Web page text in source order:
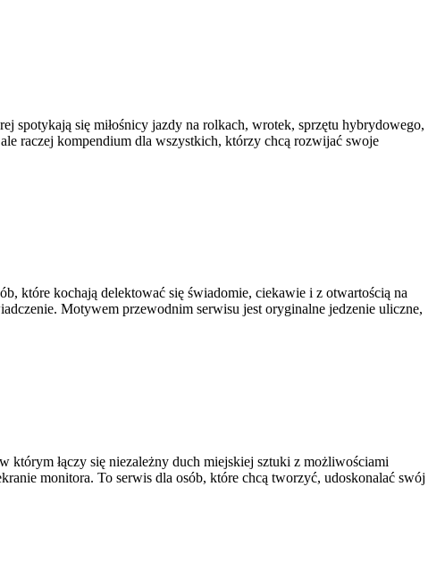
spotykają się miłośnicy jazdy na rolkach, wrotek, sprzętu hybrydowego,
raczej kompendium dla wszystkich, którzy chcą rozwijać swoje
które kochają delektować się świadomie, ciekawie i z otwartością na
Motywem przewodnim serwisu jest oryginalne jedzenie uliczne,
łączy się niezależny duch miejskiej sztuki z możliwościami
monitora. To serwis dla osób, które chcą tworzyć, udoskonalać swój